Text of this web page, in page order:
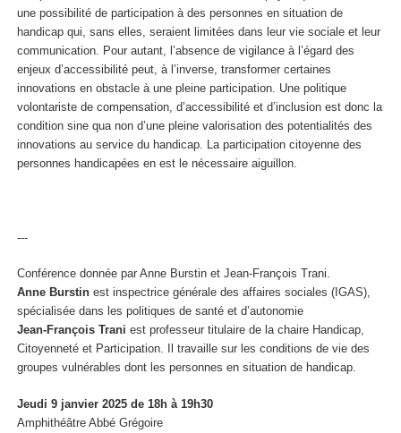
une possibilité de participation à des personnes en situation de
handicap qui, sans elles, seraient limitées dans leur vie sociale et leur
communication. Pour autant, l’absence de vigilance à l’égard des
enjeux d’accessibilité peut, à l’inverse, transformer certaines
innovations en obstacle à une pleine participation. Une politique
volontariste de compensation, d’accessibilité et d’inclusion est donc la
condition sine qua non d’une pleine valorisation des potentialités des
innovations au service du handicap. La participation citoyenne des
personnes handicapées en est le nécessaire aiguillon.
---
Conférence donnée par Anne Burstin et Jean-François Trani.
Anne Burstin est inspectrice générale des affaires sociales (IGAS),
spécialisée dans les politiques de santé et d’autonomie
Jean-François Trani est professeur titulaire de la chaire Handicap,
Citoyenneté et Participation. Il travaille sur les conditions de vie des
groupes vulnérables dont les personnes en situation de handicap.
Jeudi 9 janvier 2025 de 18h à 19h30
Amphithéâtre Abbé Grégoire